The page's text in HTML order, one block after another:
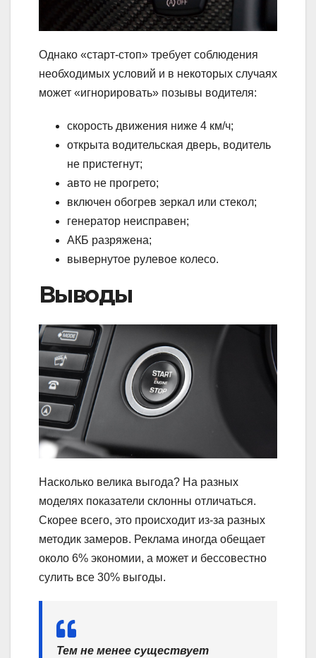
Однако «старт-стоп» требует соблюдения
необходимых условий и в некоторых случаях
может «игнорировать» позывы водителя:
скорость движения ниже 4 км/ч;
открыта водительская дверь, водитель
не пристегнут;
авто не прогрето;
включен обогрев зеркал или стекол;
генератор неисправен;
АКБ разряжена;
вывернутое рулевое колесо.
Выводы
Насколько велика выгода? На разных
моделях показатели склонны отличаться.
Скорее всего, это происходит из-за разных
методик замеров. Реклама иногда обещает
около 6% экономии, а может и бессовестно
сулить все 30% выгоды.
Тем не менее существует